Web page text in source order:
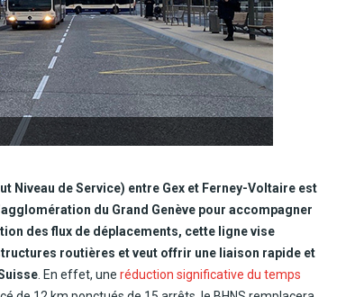
Niveau de Service) entre Gex et Ferney-Voltaire est
du Grand Genève pour accompagner
des flux de déplacements, cette ligne vise
routières et veut offrir une liaison rapide et
. En effet, une réduction significative du temps